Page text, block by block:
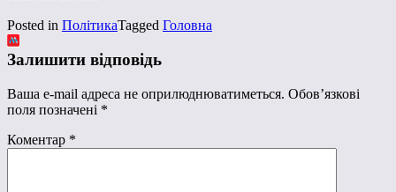
Posted in ПолітикаTagged Головна
Залишити відповідь
Ваша e-mail адреса не оприлюднюватиметься. Обов’язкові
поля позначені *
Коментар *